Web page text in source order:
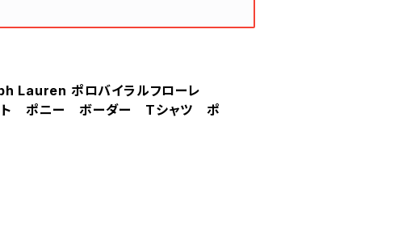
Lauren ポロバイラルフローレ
ト ポニー ボーダー Tシャツ ポ